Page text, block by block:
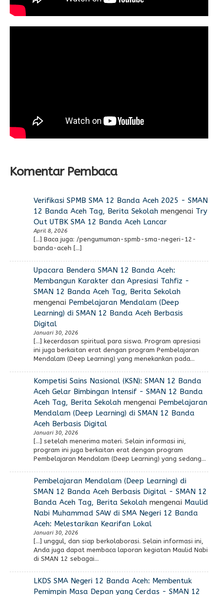
Komentar Pembaca
Verifikasi SPMB SMA 12 Banda Aceh 2025 - SMAN
12 Banda Aceh Tag, Berita Sekolahmengenai Try
Out UTBK SMA 12 Banda Aceh Lancar
April 8, 2026
[…] Baca juga: /pengumuman-spmb-sma-negeri-12-
banda-aceh […]
Upacara Bendera SMAN 12 Banda Aceh:
Membangun Karakter dan Apresiasi Tahfiz -
SMAN 12 Banda Aceh Tag, Berita Sekolah
mengenai Pembelajaran Mendalam (Deep
Learning) di SMAN 12 Banda Aceh Berbasis
Digital
Januari 30, 2026
[…] kecerdasan spiritual para siswa. Program apresiasi
ini juga berkaitan erat dengan program Pembelajaran
Mendalam (Deep Learning) yang menekankan pada…
Kompetisi Sains Nasional (KSN): SMAN 12 Banda
Aceh Gelar Bimbingan Intensif - SMAN 12 Banda
Aceh Tag, Berita Sekolahmengenai Pembelajaran
Mendalam (Deep Learning) di SMAN 12 Banda
Aceh Berbasis Digital
Januari 30, 2026
[…] setelah menerima materi. Selain informasi ini,
program ini juga berkaitan erat dengan program
Pembelajaran Mendalam (Deep Learning) yang sedang…
Pembelajaran Mendalam (Deep Learning) di
SMAN 12 Banda Aceh Berbasis Digital - SMAN 12
Banda Aceh Tag, Berita Sekolahmengenai Maulid
Nabi Muhammad SAW di SMA Negeri 12 Banda
Aceh: Melestarikan Kearifan Lokal
Januari 30, 2026
[…] unggul, dan siap berkolaborasi. Selain informasi ini,
Anda juga dapat membaca laporan kegiatan Maulid Nabi
di SMAN 12 sebagai…
LKDS SMA Negeri 12 Banda Aceh: Membentuk
Pemimpin Masa Depan yang Cerdas - SMAN 12